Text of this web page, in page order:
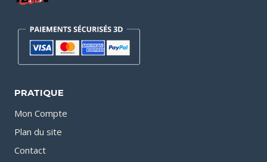
PRATIQUE
Mon Compte
Plan du site
Contact